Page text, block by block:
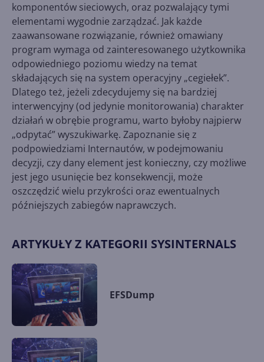
komponentów sieciowych, oraz pozwalający tymi
elementami wygodnie zarządzać. Jak każde
zaawansowane rozwiązanie, również omawiany
program wymaga od zainteresowanego użytkownika
odpowiedniego poziomu wiedzy na temat
składających się na system operacyjny „cegiełek”.
Dlatego też, jeżeli zdecydujemy się na bardziej
interwencyjny (od jedynie monitorowania) charakter
działań w obrębie programu, warto byłoby najpierw
„odpytać” wyszukiwarkę. Zapoznanie się z
podpowiedziami Internautów, w podejmowaniu
decyzji, czy dany element jest konieczny, czy możliwe
jest jego usunięcie bez konsekwencji, może
oszczędzić wielu przykrości oraz ewentualnych
późniejszych zabiegów naprawczych.
ARTYKUŁY Z KATEGORII SYSINTERNALS
EFSDump